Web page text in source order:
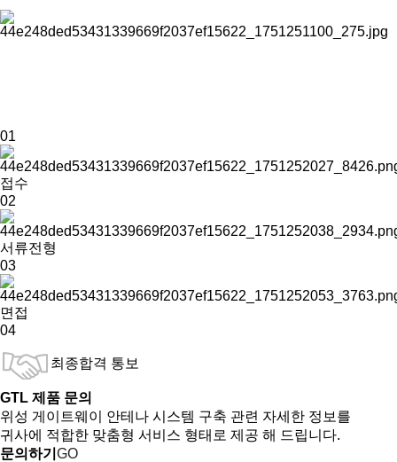
01
접수
02
서류전형
03
면접
04
최종합격 통보
GTL 제품 문의
위성 게이트웨이 안테나 시스템 구축 관련 자세한 정보를
귀사에 적합한 맞춤형 서비스 형태로 제공 해 드립니다.
문의하기 GO